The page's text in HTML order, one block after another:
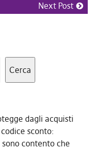
Next Post
Cerca
dagli acquisti
sconto:
sono contento che